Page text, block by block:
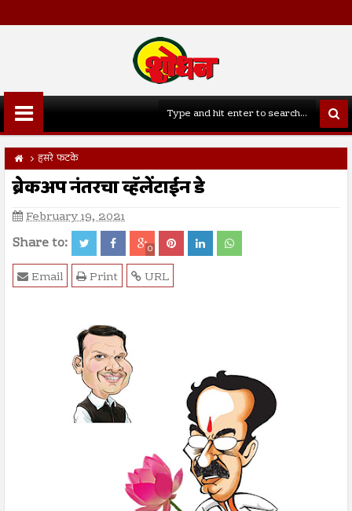
हसरे फटके
ब्रेकअप नंतरचा व्हॅलेंटाईन डे
February 19, 2021
Share to: 0
URL
Print
Email